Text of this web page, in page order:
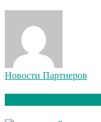
Новости Партнеров